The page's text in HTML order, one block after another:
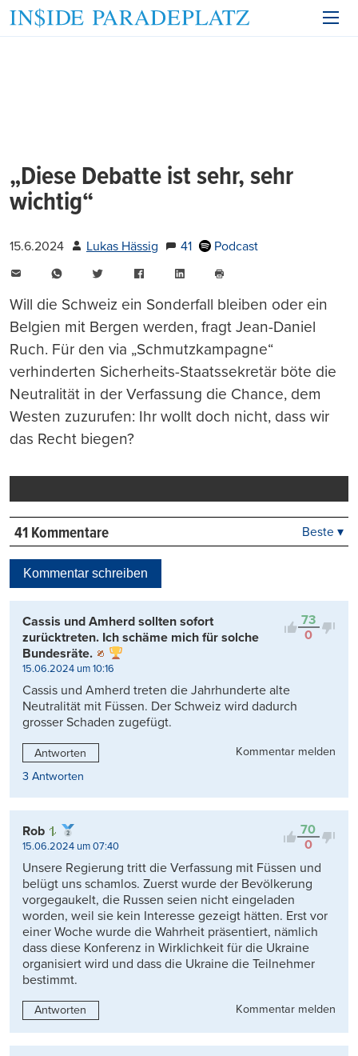
„Diese Debatte ist sehr, sehr
wichtig“
15.6.2024 Lukas Hässig 41
Podcast
WhatsAppTwitter FacebookLinkedIn
drucken
Will die Schweiz ein Sonderfall bleiben oder ein
Belgien mit Bergen werden, fragt Jean-Daniel
Ruch. Für den via „Schmutzkampagne“
verhinderten Sicherheits-Staatssekretär böte die
Neutralität in der Verfassung die Chance, dem
Westen zuzurufen: Ihr wollt doch nicht, dass wir
das Recht biegen?
41 Kommentare
Kontrovers
Beste ▾
Kommentar schreiben
73
0
Cassis und Amherd sollten sofort
zurücktreten. Ich schäme mich für solche
Bundesräte.
15.06.2024 um 10:16
Cassis und Amherd treten die Jahrhunderte alte
Neutralität mit Füssen. Der Schweiz wird dadurch
grosser Schaden zugefügt.
Antworten
Kommentar melden
3 Antworten
70
0
Rob
15.06.2024 um 07:40
Unsere Regierung tritt die Verfassung mit Füssen und
belügt uns schamlos. Zuerst wurde der Bevölkerung
vorgegaukelt, die Russen seien nicht eingeladen
worden, weil sie kein Interesse gezeigt hätten. Erst vor
einer Woche wurde die Wahrheit präsentiert, nämlich
dass diese Konferenz in Wirklichkeit für die Ukraine
organisiert wird und dass die Ukraine die Teilnehmer
bestimmt.
Antworten Kommentar melden